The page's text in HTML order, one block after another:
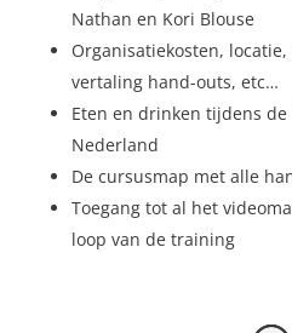
Nathan en Kori Blouse
Organisatiekosten,
vertaling hand-outs, etc…
Eten en drinken tijdens
Nederland
De cursusmap met alle
Toegang tot al het
loop van de training